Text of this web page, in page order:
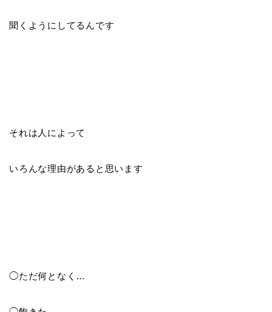
聞くようにしてるんです
それは人によって
いろんな理由があると思います
◯ただ何となく…